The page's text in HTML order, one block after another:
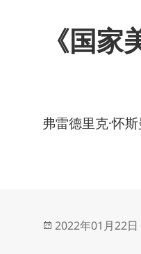
《国家
弗雷德里克·怀
发
2022年01月22日